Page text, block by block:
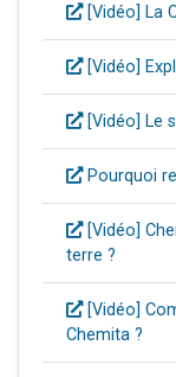
[Vidéo] La
[Vidéo]
[Vidéo] Le
Pourquoi
[Vidéo]
terre ?
[Vidéo]
Chemita ?